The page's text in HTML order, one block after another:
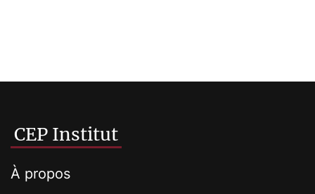
CEP Institut
À propos